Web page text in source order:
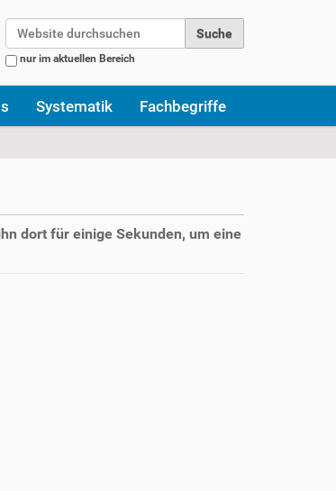
nur im aktuellen Bereich
Systematik Fachbegriffe
dort für einige Sekunden, um eine